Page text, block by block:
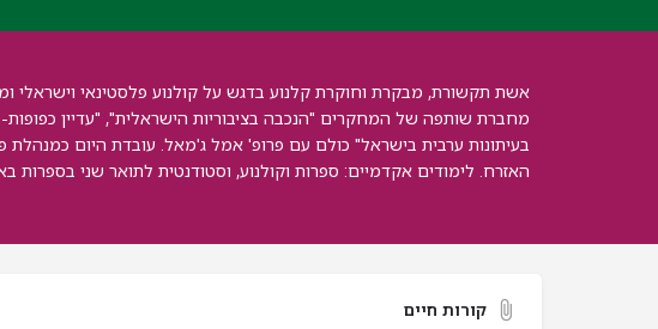
אשת תקשורת, מבקרת וחוקרת קלנוע בדגש על קולנוע פלסטינאי וישראלי
מחברת שותפה של המחקרים "הנכבה בציבוריות הישראלית", "עדיין כפופות-
בעיתונות ערבית בישראל" כולם עם פרופ' אמל ג'מאל. עובדת היום כמנהלת
האזרח. לימודים אקדמיים: ספרות וקולנוע, וסטודנטית לתואר שני בספרות
קורות חיים